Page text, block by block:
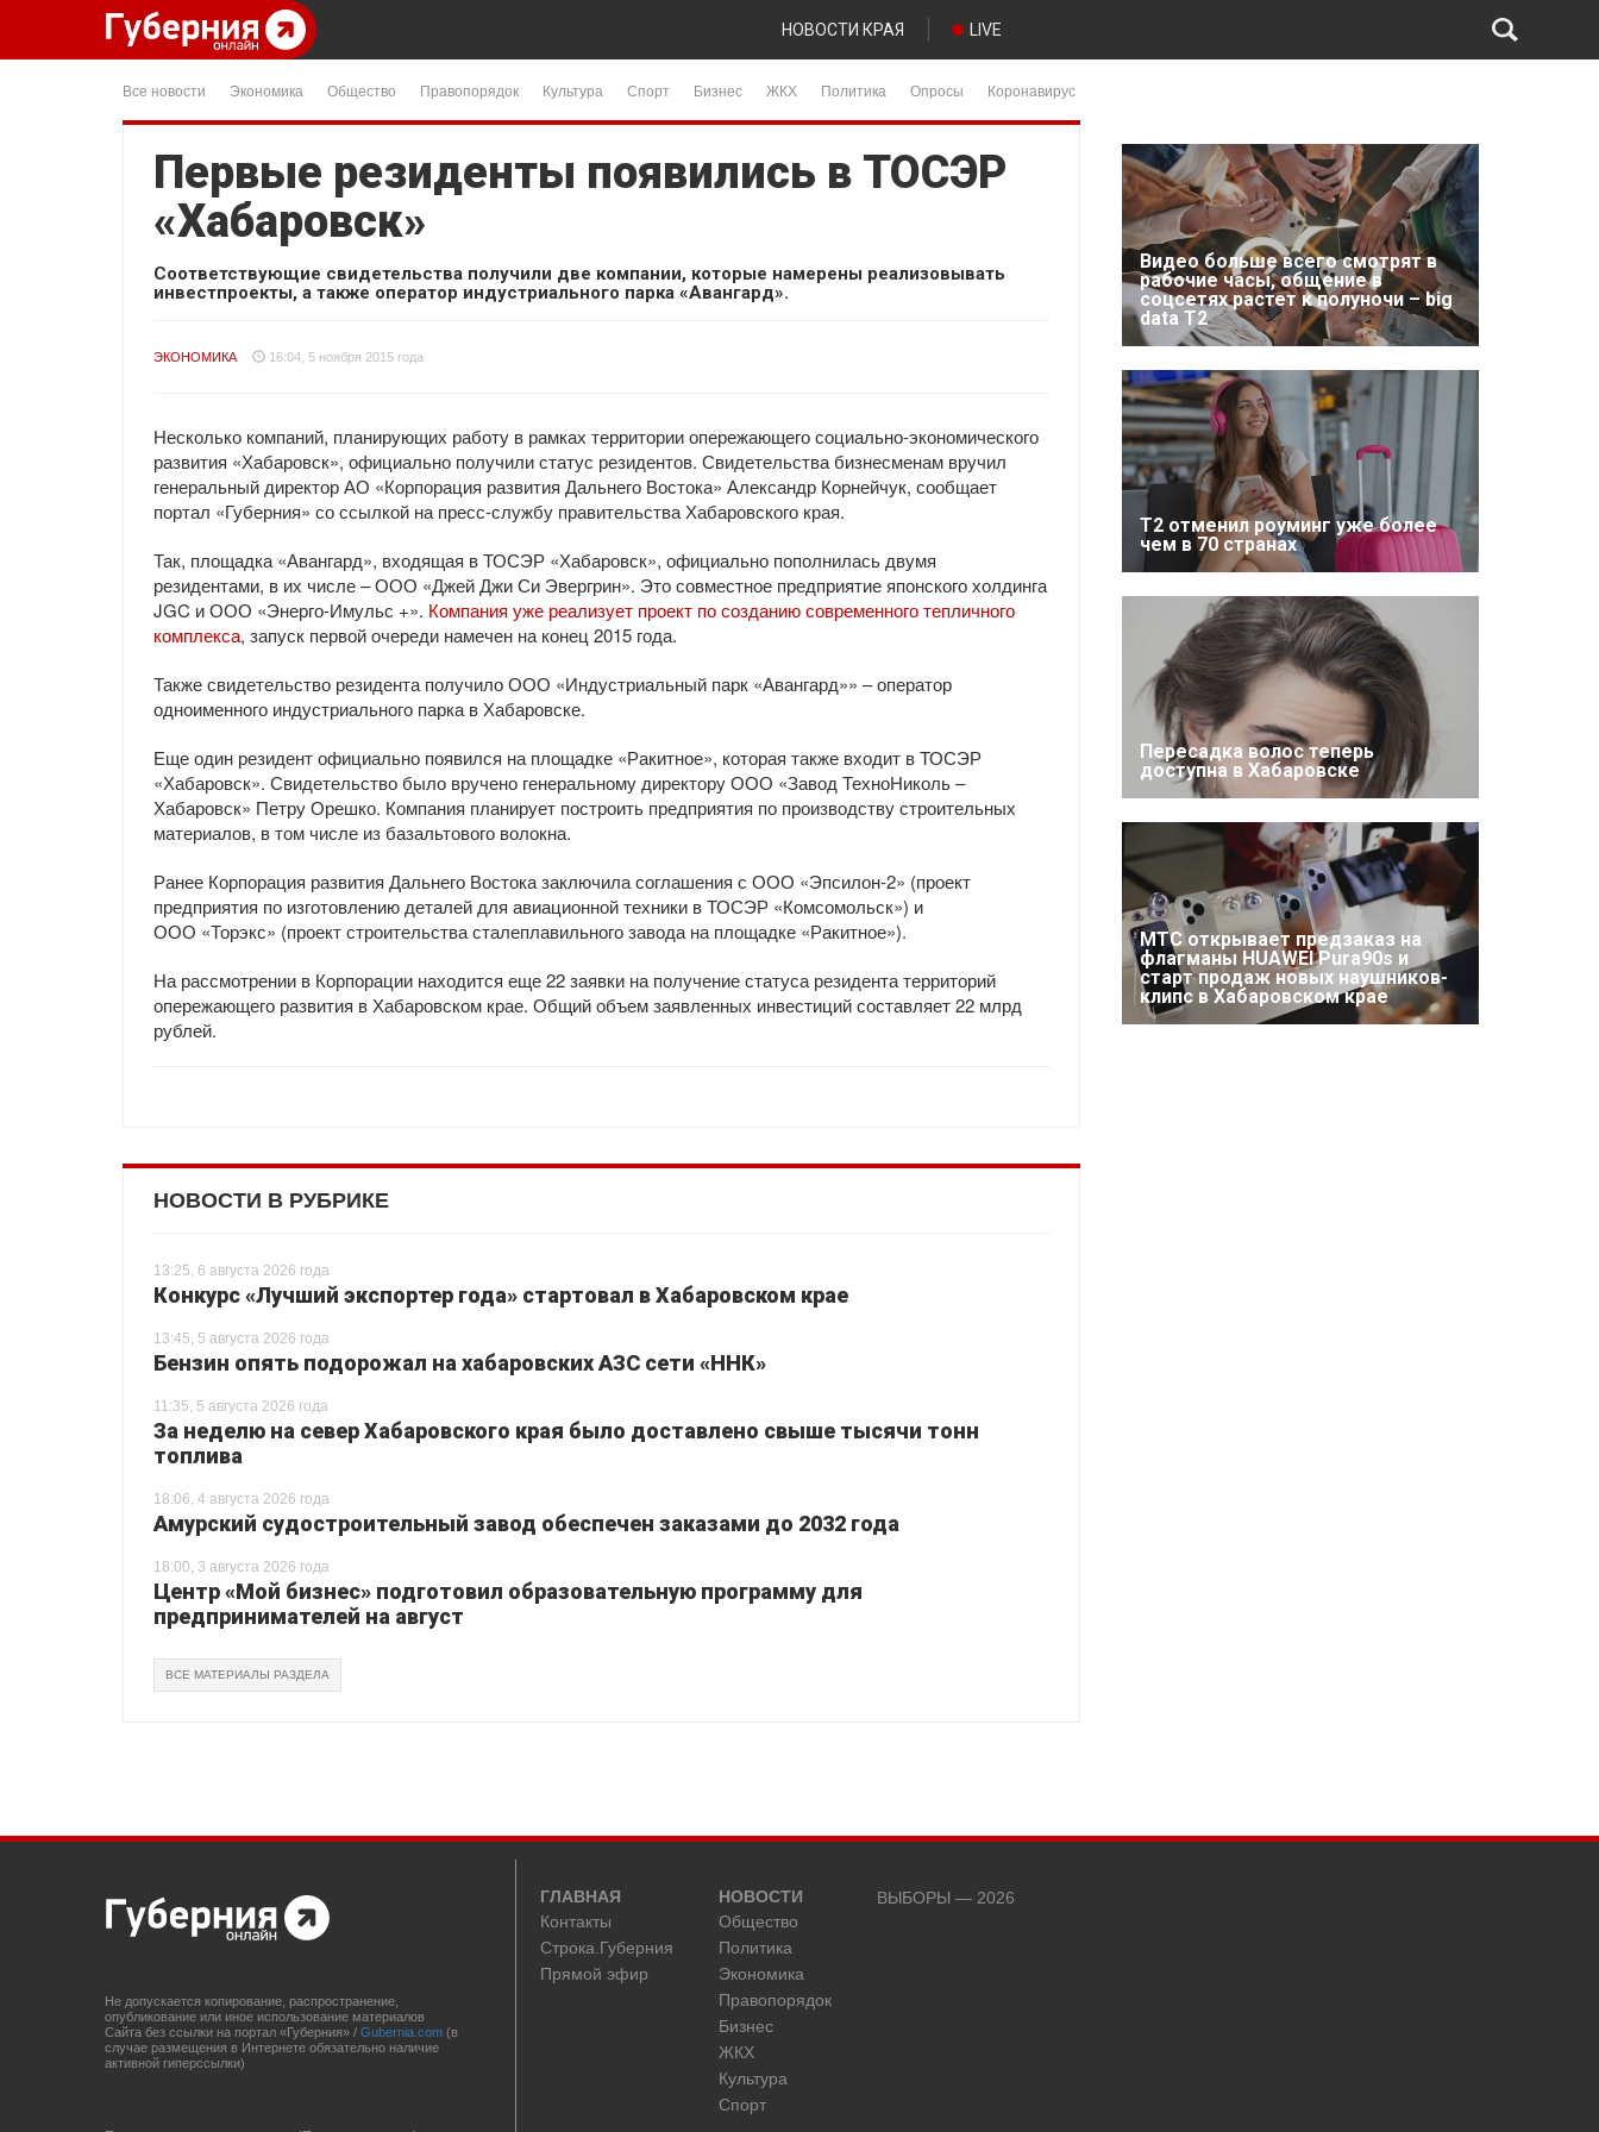
НОВОСТИ КРАЯ LIVE
Все новости Экономика Общество Правопорядок Культура Спорт Бизнес ЖКХ Политика Опросы Коронавирус
Первые резиденты появились в ТОСЭР
«Хабаровск»
Соответствующие свидетельства получили две компании, которые намерены реализовывать
инвестпроекты, а также оператор индустриального парка «Авангард».
ЭКОНОМИКА 16:04, 5 ноября 2015 года
Несколько компаний, планирующих работу в рамках территории опережающего социально-экономического
развития «Хабаровск», официально получили статус резидентов. Свидетельства бизнесменам вручил
генеральный директор АО «Корпорация развития Дальнего Востока» Александр Корнейчук, сообщает
портал «Губерния» со ссылкой на пресс-службу правительства Хабаровского края.
Так, площадка «Авангард», входящая в ТОСЭР «Хабаровск», официально пополнилась двумя
резидентами, в их числе – ООО «Джей Джи Си Эвергрин». Это совместное предприятие японского холдинга
JGC и ООО «Энерго-Имульс +». Компания уже реализует проект по созданию современного тепличного
комплекса, запуск первой очереди намечен на конец 2015 года.
Также свидетельство резидента получило ООО «Индустриальный парк «Авангард»» – оператор
одноименного индустриального парка в Хабаровске.
Еще один резидент официально появился на площадке «Ракитное», которая также входит в ТОСЭР
«Хабаровск». Свидетельство было вручено генеральному директору ООО «Завод ТехноНиколь –
Хабаровск» Петру Орешко. Компания планирует построить предприятия по производству строительных
материалов, в том числе из базальтового волокна.
Ранее Корпорация развития Дальнего Востока заключила соглашения с ООО «Эпсилон-2» (проект
предприятия по изготовлению деталей для авиационной техники в ТОСЭР «Комсомольск») и
ООО «Торэкс» (проект строительства сталеплавильного завода на площадке «Ракитное»).
На рассмотрении в Корпорации находится еще 22 заявки на получение статуса резидента территорий
опережающего развития в Хабаровском крае. Общий объем заявленных инвестиций составляет 22 млрд
рублей.
НОВОСТИ В РУБРИКЕ
13:25, 6 августа 2026 года
Конкурс «Лучший экспортер года» стартовал в Хабаровском крае
13:45, 5 августа 2026 года
Бензин опять подорожал на хабаровских АЗС сети «ННК»
11:35, 5 августа 2026 года
За неделю на север Хабаровского края было доставлено свыше тысячи тонн
топлива
18:06, 4 августа 2026 года
Амурский судостроительный завод обеспечен заказами до 2032 года
18:00, 3 августа 2026 года
Центр «Мой бизнес» подготовил образовательную программу для
предпринимателей на август
ВСЕ МАТЕРИАЛЫ РАЗДЕЛА
Видео больше всего смотрят в
рабочие часы, общение в
соцсетях растет к полуночи – big
data T2
Т2 отменил роуминг уже более
чем в 70 странах
Пересадка волос теперь
доступна в Хабаровске
МТС открывает предзаказ на
флагманы HUAWEI Pura90s и
старт продаж новых наушников-
клипс в Хабаровском крае
Не допускается копирование, распространение,
опубликование или иное использование материалов
Сайта без ссылки на портал «Губерния» / Gubernia.com (в
случае размещения в Интернете обязательно наличие
активной гиперссылки)
ГЛАВНАЯ
Контакты
Строка.Губерния
Прямой эфир
НОВОСТИ
Общество
Политика
Экономика
Правопорядок
Бизнес
ЖКХ
Культура
Спорт
ВЫБОРЫ — 2026